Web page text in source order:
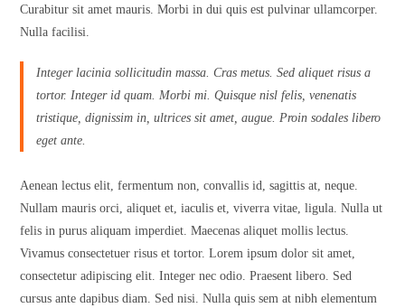
Curabitur sit amet mauris. Morbi in dui quis est pulvinar ullamcorper.
Nulla facilisi.
Integer lacinia sollicitudin massa. Cras metus. Sed aliquet risus a
tortor. Integer id quam. Morbi mi. Quisque nisl felis, venenatis
tristique, dignissim in, ultrices sit amet, augue. Proin sodales libero
eget ante.
Aenean lectus elit, fermentum non, convallis id, sagittis at, neque.
Nullam mauris orci, aliquet et, iaculis et, viverra vitae, ligula. Nulla ut
felis in purus aliquam imperdiet. Maecenas aliquet mollis lectus.
Vivamus consectetuer risus et tortor. Lorem ipsum dolor sit amet,
consectetur adipiscing elit. Integer nec odio. Praesent libero. Sed
cursus ante dapibus diam. Sed nisi. Nulla quis sem at nibh elementum